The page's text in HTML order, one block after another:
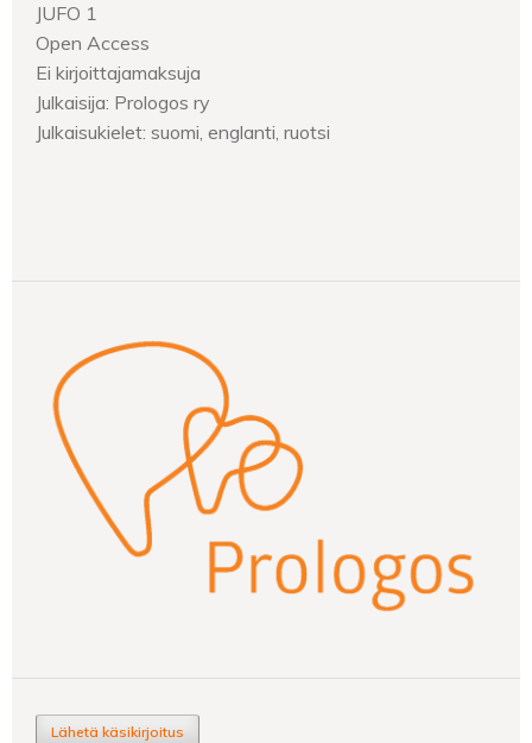
JUFO 1
Open Access
Ei kirjoittajamaksuja
Julkaisija: Prologos ry
Julkaisukielet: suomi, englanti, ruotsi
Lähetä käsikirjoitus